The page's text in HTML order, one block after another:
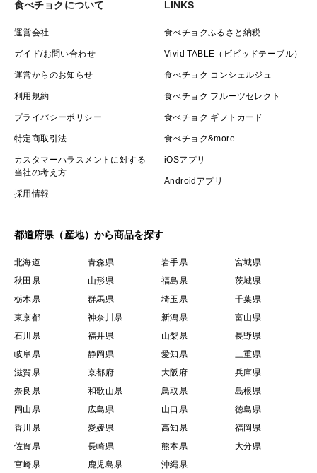
食べチョクについて
運営会社
ガイド/お問い合わせ
運営からのお知らせ
利用規約
プライバシーポリシー
特定商取引法
カスタマーハラスメントに対する
当社の考え方
採用情報
LINKS
食べチョクふるさと納税
Vivid TABLE（ビビッドテーブル）
食べチョク コンシェルジュ
食べチョク フルーツセレクト
食べチョク ギフトカード
食べチョク&more
iOSアプリ
Androidアプリ
都道府県（産地）から商品を探す
北海道 青森県 岩手県
宮城県
秋田県
山形県 福島県
茨城県
栃木県
群馬県 埼玉県
千葉県
東京都
神奈川県 新潟県
富山県
石川県
福井県 山梨県
長野県
岐阜県
静岡県 愛知県
三重県
滋賀県
京都府 大阪府
兵庫県
奈良県
和歌山県 鳥取県
島根県
岡山県
広島県 山口県
徳島県
香川県
愛媛県 高知県
福岡県
佐賀県
長崎県 熊本県
大分県
宮崎県
鹿児島県 沖縄県